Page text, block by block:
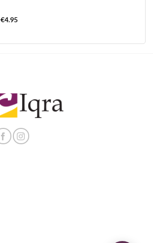
€4.95